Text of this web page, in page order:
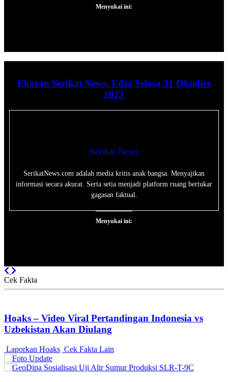
Menyukai ini:
Ekoran Serikat News, Edisi Selasa 31 Oktober
2023
Serikat News
SerikatNews.com adalah media kritis anak bangsa. Menyajikan
informasi secara akurat. Serta setia menjadi platform ruang bertukar
gagasan faktual.
Menyukai ini:
Previous
Cek Fakta
Hoaks – Video Viral Pertandingan Indonesia vs
Uzbekistan Akan Diulang
Laporkan Hoaks Cek Fakta Lain